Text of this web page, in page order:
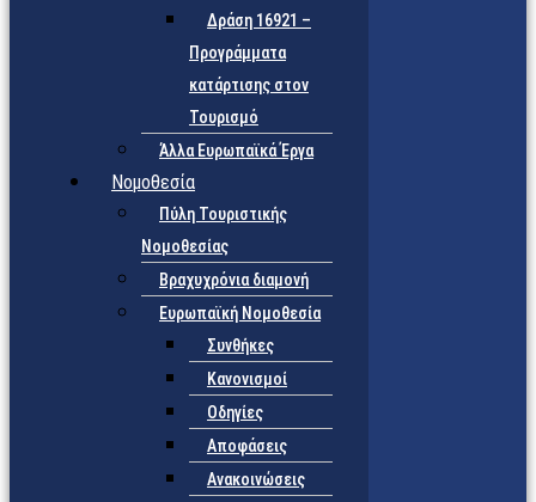
Δράση 16921 –
Προγράμματα
κατάρτισης στον
Τουρισμό
Άλλα Ευρωπαϊκά Έργα
Νομοθεσία
Πύλη Τουριστικής
Νομοθεσίας
Βραχυχρόνια διαμονή
Ευρωπαϊκή Νομοθεσία
Συνθήκες
Κανονισμοί
Οδηγίες
Αποφάσεις
Ανακοινώσεις